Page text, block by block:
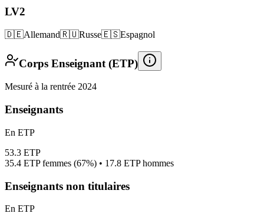
LV2
🇩🇪Allemand🇷🇺Russe🇪🇸Espagnol
Corps Enseignant (ETP)
Mesuré à la rentrée 2024
Enseignants
En ETP
53.3 ETP
35.4 ETP femmes (67%) • 17.8 ETP hommes
Enseignants non titulaires
En ETP